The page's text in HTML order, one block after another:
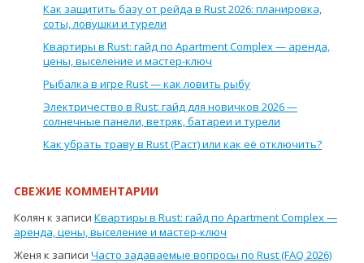
Как защитить базу от рейда в Rust 2026: планировка,
соты, ловушки и турели
Квартиры в Rust: гайд по Apartment Complex — аренда,
цены, выселение и мастер-ключ
Рыбалка в игре Rust — как ловить рыбу
Электричество в Rust: гайд для новичков 2026 —
солнечные панели, ветряк, батареи и турели
Как убрать траву в Rust (Раст) или как её отключить?
СВЕЖИЕ КОММЕНТАРИИ
Колян к записи Квартиры в Rust: гайд по Apartment Complex —
аренда, цены, выселение и мастер-ключ
Женя к записи Часто задаваемые вопросы по Rust (FAQ 2026)